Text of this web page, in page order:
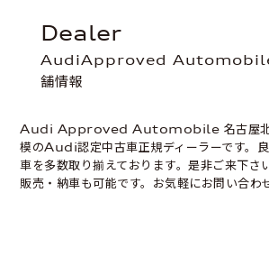
dealer
AudiApproved Automobile
舗情報
Audi Approved Automobile 名古屋北
模のAudi認定中古車正規ディーラーです。
車を多数取り揃えております。是非ご来下さ
販売・納車も可能です。お気軽にお問い合わ